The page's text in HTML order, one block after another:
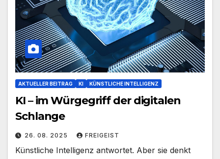
AKTUELLER BEITRAG KI KÜNSTLICHE INTELLIGENZ
KI – im Würgegriff der digitalen
Schlange
26. 08. 2025 FREIGEIST
Künstliche Intelligenz antwortet. Aber sie denkt